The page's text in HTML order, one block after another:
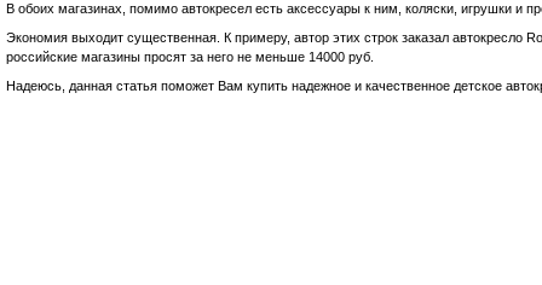
В обоих магазинах, помимо автокресел есть аксессуары к ним, коляски, игрушки и
Экономия выходит существенная. К примеру, автор этих строк заказал автокресло
российские магазины просят за него не меньше 14000 руб.
Надеюсь, данная статья поможет Вам купить надежное и качественное детское